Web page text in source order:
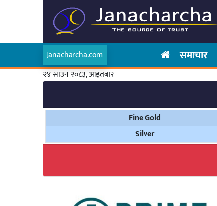
Janacharcha.com समाचार
२४ साउन २०८३, आइतबार
Fine Gold
Silver